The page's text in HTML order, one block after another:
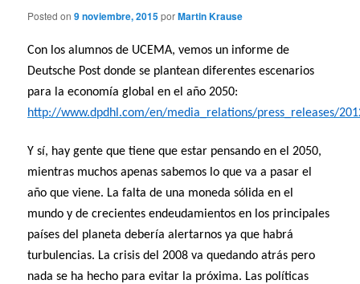
Posted on9 noviembre, 2015porMartin Krause
Con los alumnos de UCEMA, vemos un informe de
Deutsche Post donde se plantean diferentes escenarios
para la economía global en el año 2050:
http://www.dpdhl.com/en/media_relations/press_releases/
Y sí, hay gente que tiene que estar pensando en el 2050,
mientras muchos apenas sabemos lo que va a pasar el
año que viene. La falta de una moneda sólida en el
mundo y de crecientes endeudamientos en los principales
países del planeta debería alertarnos ya que habrá
turbulencias. La crisis del 2008 va quedando atrás pero
nada se ha hecho para evitar la próxima. Las políticas